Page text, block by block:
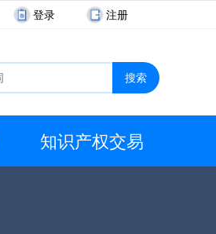
登录 注册
搜索
知识产权交易